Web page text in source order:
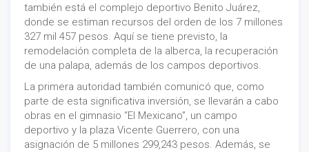
también está el complejo deportivo Benito Juárez,
donde se estiman recursos del orden de los 7 millones
327 mil 457 pesos. Aquí se tiene previsto, la
remodelación completa de la alberca, la recuperación
de una palapa, además de los campos deportivos.
La primera autoridad también comunicó que, como
parte de esta significativa inversión, se llevarán a cabo
obras en el gimnasio “El Mexicano”, un campo
deportivo y la plaza Vicente Guerrero, con una
asignación de 5 millones 299,243 pesos. Además, se